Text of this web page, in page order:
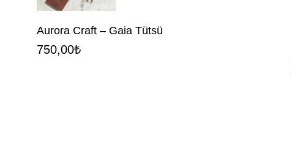
Aurora Craft – Gaia Tütsü
750,00₺